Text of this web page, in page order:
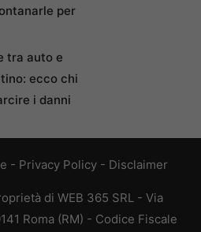
per
tra auto e
ecco chi
i danni
- Privacy Policy - Disclaimer
di WEB 365 SRL - Via
Roma (RM) - Codice Fiscale